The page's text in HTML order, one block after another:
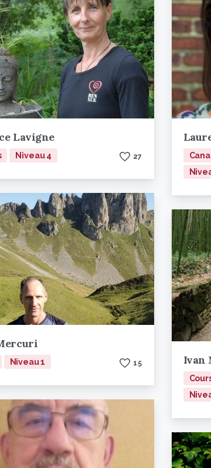
Lavigne
Niveau 4 27
Niveau 1 1 5 Ivan